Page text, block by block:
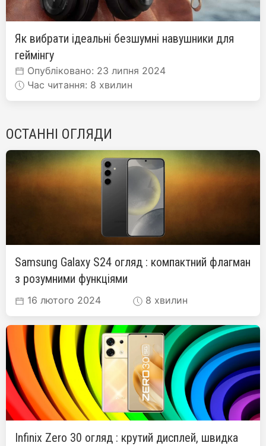
Як вибрати ідеальні безшумні навушники для
геймінгу
Опубліковано: 23 липня 2024
Час читання: 8 хвилин
ОСТАННІ ОГЛЯДИ
Samsung Galaxy S24 огляд : компактний флагман
з розумними функціями
16 лютого 2024 8 хвилин
Infinix Zero 30 огляд : крутий дисплей, швидка